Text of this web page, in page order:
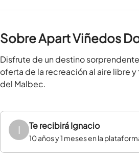
Sobre Apart Viñedos
Disfrute de un destino
oferta de la recreación al aire libre
del Malbec.
I Te recibiráIgnacio
10 años y 1 meses en la